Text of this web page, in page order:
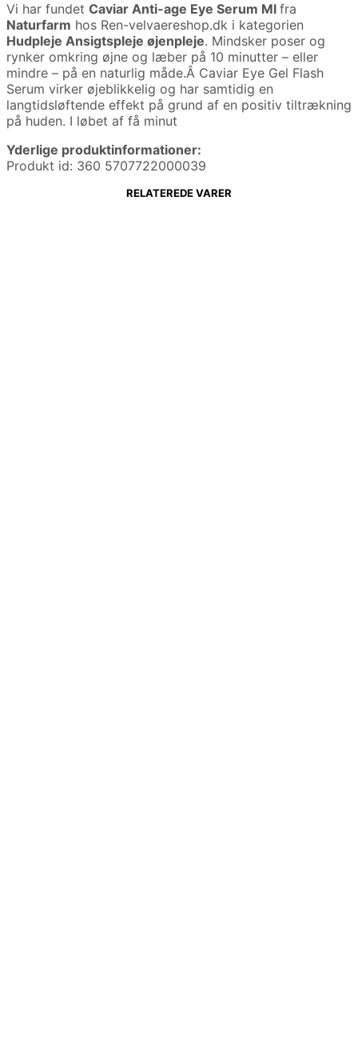
Vi har fundet Caviar Anti-age Eye Serum Ml fra
Naturfarm hos Ren-velvaereshop.dk i kategorien
Hudpleje Ansigtspleje øjenpleje. Mindsker poser og
rynker omkring øjne og læber på 10 minutter – eller
mindre – på en naturlig måde.Â Caviar Eye Gel Flash
Serum virker øjeblikkelig og har samtidig en
langtidsløftende effekt på grund af en positiv tiltrækning
på huden. I løbet af få minut
Yderlige produktinformationer:
Produkt id: 360 5707722000039
RELATEREDE VARER